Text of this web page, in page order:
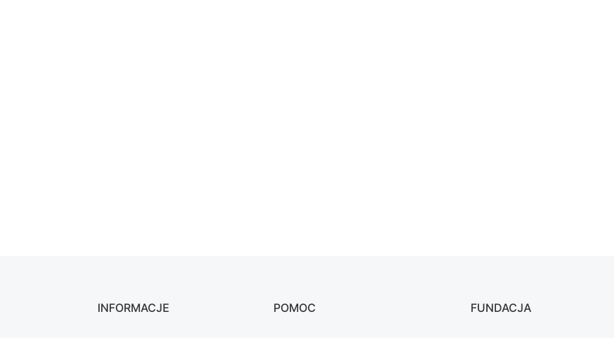
INFORMACJE POMOC FUNDACJA